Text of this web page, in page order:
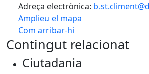
Adreça electrònica:
Amplieu el mapa
Com arribar-hi
+
−
Contingut relacionat
Ciutadania